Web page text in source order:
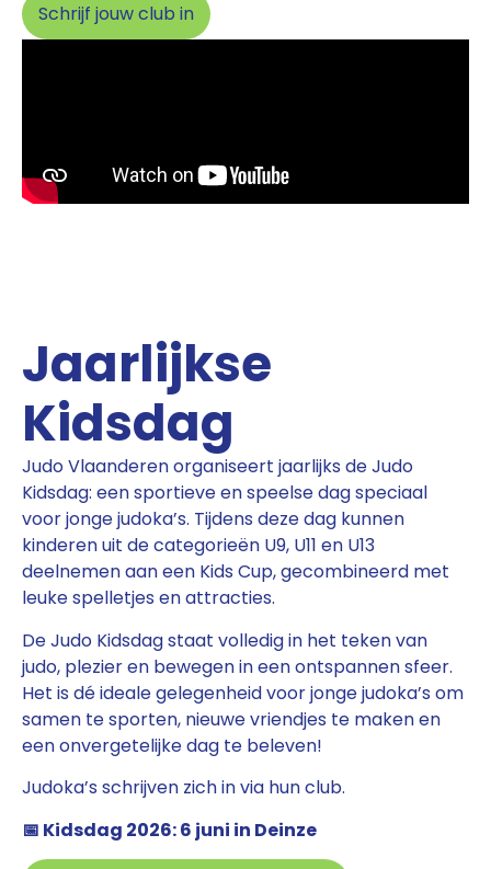
Schrijf jouw club in
Jaarlijkse
Kidsdag
Judo Vlaanderen organiseert jaarlijks de Judo
Kidsdag: een sportieve en speelse dag speciaal
voor jonge judoka’s. Tijdens deze dag kunnen
kinderen uit de categorieën U9, U11 en U13
deelnemen aan een Kids Cup, gecombineerd met
leuke spelletjes en attracties.
De Judo Kidsdag staat volledig in het teken van
judo, plezier en bewegen in een ontspannen sfeer.
Het is dé ideale gelegenheid voor jonge judoka’s om
samen te sporten, nieuwe vriendjes te maken en
een onvergetelijke dag te beleven!
Judoka’s schrijven zich in via hun club.
📅 Kidsdag 2026: 6 juni in Deinze